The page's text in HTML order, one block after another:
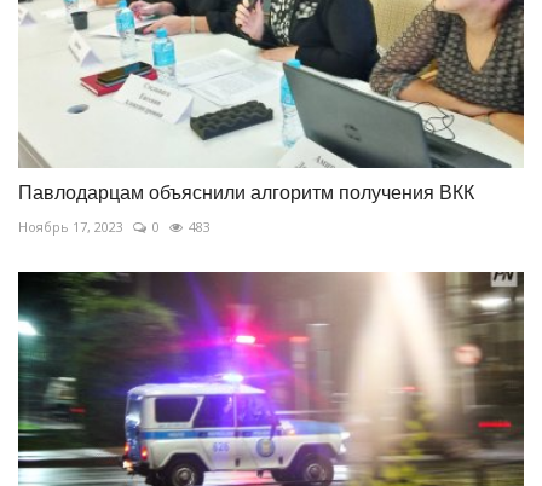
Павлодарцам объяснили алгоритм получения ВКК
Ноябрь 17, 2023 0 483